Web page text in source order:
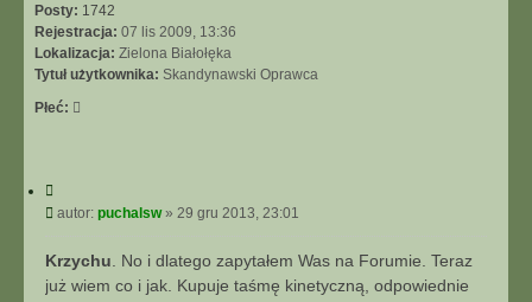
Posty: 1742
Rejestracja: 07 lis 2009, 13:36
Lokalizacja: Zielona Białołęka
Tytuł użytkownika: Skandynawski Oprawca
Płeć:
y
j
P
s
autor: puchalsw» 29 gru 2013, 23:01
Krzychu . No i dlatego zapytałem Was na Forumie. Teraz
już wiem co i jak. Kupuje taśmę kinetyczną, odpowiednie